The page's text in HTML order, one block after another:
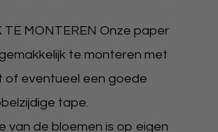
TE MONTEREN Onze paper
te monteren met
of eventueel een goede
tape.
van de bloemen is op eigen